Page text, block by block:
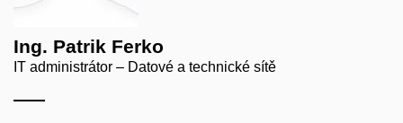
Ing. Patrik Ferko
IT administrátor – Datové a technické sítě